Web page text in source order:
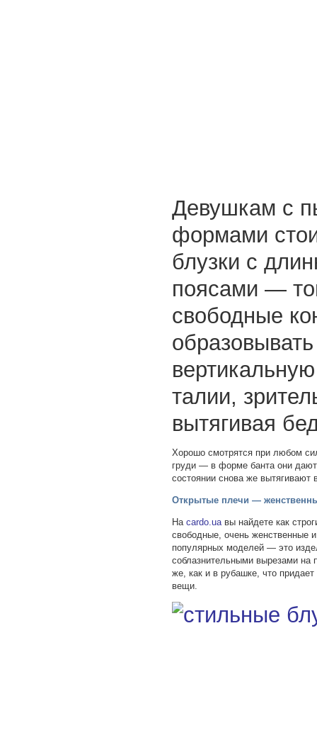
Девушкам с
формами
блузки с
поясами —
свободные
образовывать
талии,
вытягивая
Хорошо смотрятся при любом
груди — в форме банта они
состоянии снова же вытягивают
Открытые плечи —
На cardo.uaвы найдете как
свободные, очень женственные
популярных моделей — это
соблазнительными вырезами
же, как и в рубашке, что
вещи.